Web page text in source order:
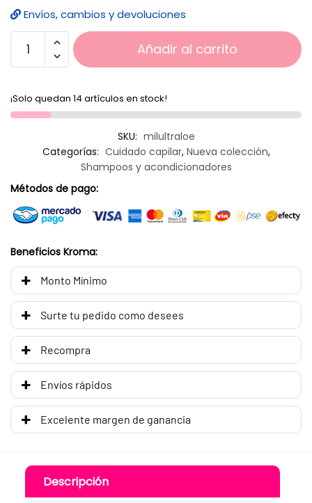
Envíos, cambios y devoluciones
Añadir al carrito
¡Solo quedan 14 artículos en stock!
SKU: milultraloe
Categorías: Cuidado capilar, Nueva colección,
Shampoos y acondicionadores
Métodos de pago:
Beneficios Kroma:
Monto Mínimo
Surte tu pedido como desees
Recompra
Envíos rápidos
Excelente margen de ganancia
Descripción